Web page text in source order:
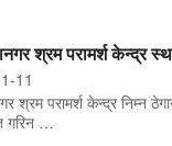
11
श्रम परामर्श केन्द्र
श्रम परामर्श केन्द्र निम्न
गरिन …